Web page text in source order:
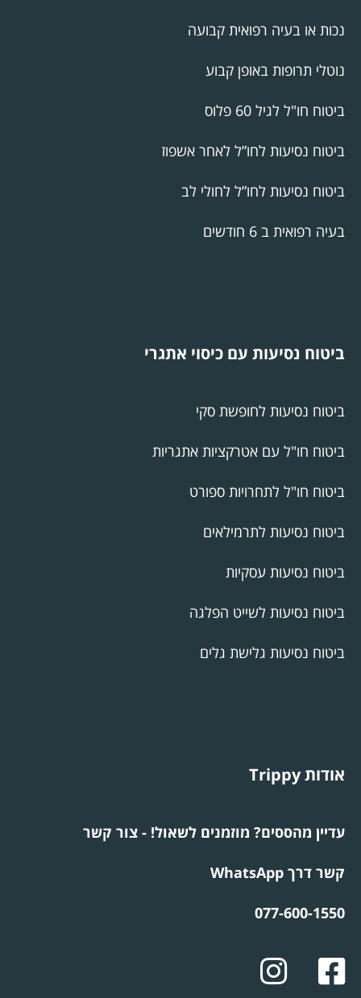
נכות או בעיה רפואית קבועה
נוטלי תרופות באופן קבוע
ביטוח חו"ל לגיל 60 פלוס
ביטוח נסיעות לחו”ל לאחר אשפוז
ביטוח נסיעות לחו”ל לחולי לב
בעיה רפואית ב 6 חודשים
ביטוח נסיעות עם כיסוי אתגרי
ביטוח נסיעות לחופשת סקי
ביטוח חו"ל עם אטרקציות אתגריות
ביטוח חו"ל לתחרויות ספורט
ביטוח נסיעות לתרמילאים
ביטוח נסיעות עסקיות
ביטוח נסיעות לשייט הפלגה
ביטוח נסיעות גלישת גלים
אודות Trippy
עדיין מהססים? מוזמנים לשאול! - צור קשר
קשר דרך WhatsApp
077-600-1550